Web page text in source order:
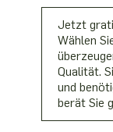
Jetzt
Wählen
Qualität.
und
berät Sie